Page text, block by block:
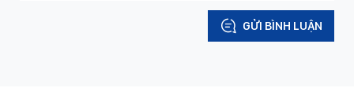
GỬI BÌNH LUẬN